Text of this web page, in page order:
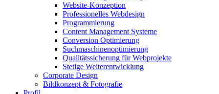
Website-Konzeption
Professionelles Webdesign
Programmierung
Content Management Systeme
Conversion Optimierung
Suchmaschinenoptimierung
Qualitätssicherung für Webprojekte
Stetige Weiterentwicklung
Corporate Design
Bildkonzept & Fotografie